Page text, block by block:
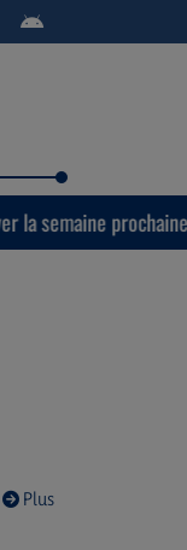
prochaine la plus
Plus